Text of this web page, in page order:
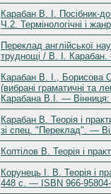
Карабан В. І. Посібник-
Ч.2. Термінологічні і
Переклад англійської
труднощі / В. І.
Карабан В. І., Борисова
(вибрані граматичні та
Карабана В.І. —
Карабан В. Теорія і
зі спец. "Переклад". —
Коптілов В. Теорія і
Корунець І. В. Теорія і
448 с. — ISBN 966-